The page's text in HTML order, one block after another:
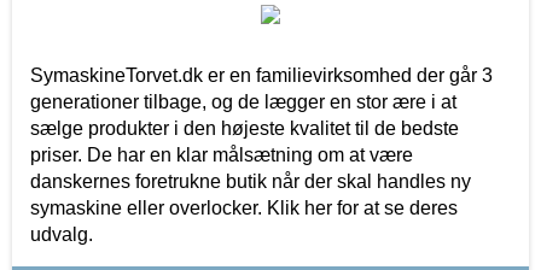
SymaskineTorvet.dk er en familievirksomhed der går 3
generationer tilbage, og de lægger en stor ære i at
sælge produkter i den højeste kvalitet til de bedste
priser. De har en klar målsætning om at være
danskernes foretrukne butik når der skal handles ny
symaskine eller overlocker. Klik her for at se deres
udvalg.